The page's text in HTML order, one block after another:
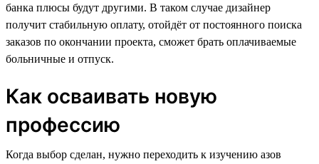
банка плюсы будут другими. В таком случае дизайнер
получит стабильную оплату, отойдёт от постоянного поиска
заказов по окончании проекта, сможет брать оплачиваемые
больничные и отпуск.
Как осваивать новую
профессию
Когда выбор сделан, нужно переходить к изучению азов